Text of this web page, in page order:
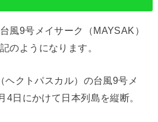
風9号メイサーク（MAYSAK）
のようになります。
ヘクトパスカル）の台風9号メ
4日にかけて日本列島を縦断。